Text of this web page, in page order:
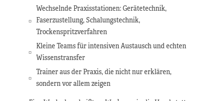
Wechselnde Praxisstationen: Gerätetechnik,
Faserzustellung, Schalungstechnik,
Trockenspritzverfahren
Kleine Teams für intensiven Austausch und echten
Wissenstransfer
Trainer aus der Praxis, die nicht nur erklären,
sondern vor allem zeigen